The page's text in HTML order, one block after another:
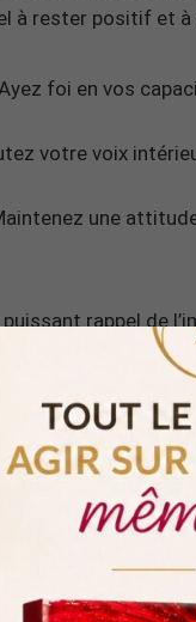
à rester positif et
foi en vos
votre voix
une
rappel de
encouragent à
rapproche de
l’instant
méditation de